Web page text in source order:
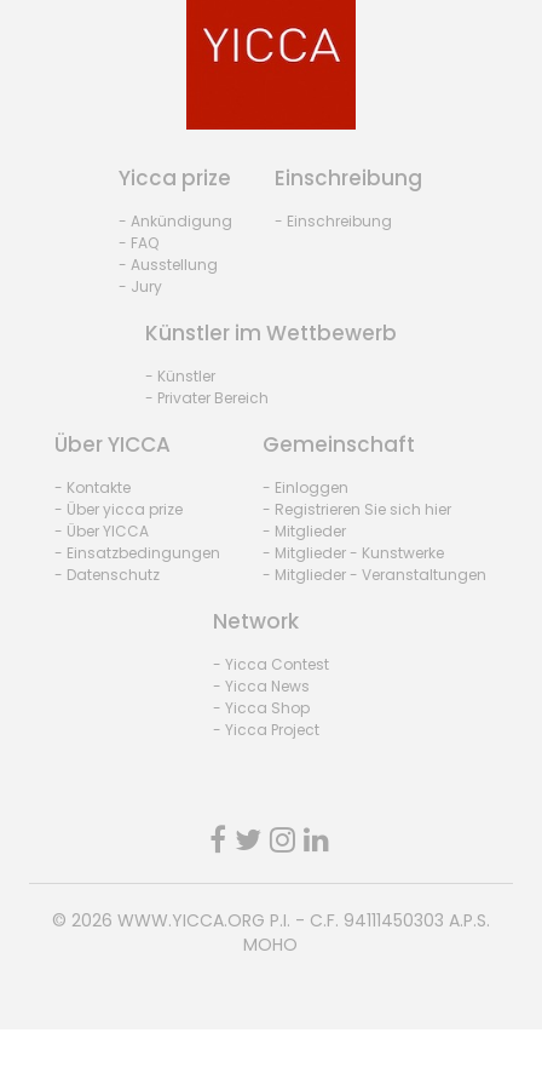
Yicca prize
- Ankündigung
- FAQ
- Ausstellung
- Jury
Einschreibung
- Einschreibung
Künstler im Wettbewerb
- Künstler
- Privater Bereich
Über YICCA
- Kontakte
- Über yicca prize
- Über YICCA
- Einsatzbedingungen
- Datenschutz
Gemeinschaft
- Einloggen
- Registrieren Sie sich hier
- Mitglieder
- Mitglieder - Kunstwerke
- Mitglieder - Veranstaltungen
Network
- Yicca Contest
- Yicca News
- Yicca Shop
- Yicca Project
© 2026 WWW.YICCA.ORG P.I. - C.F. 94111450303 A.P.S.
MOHO